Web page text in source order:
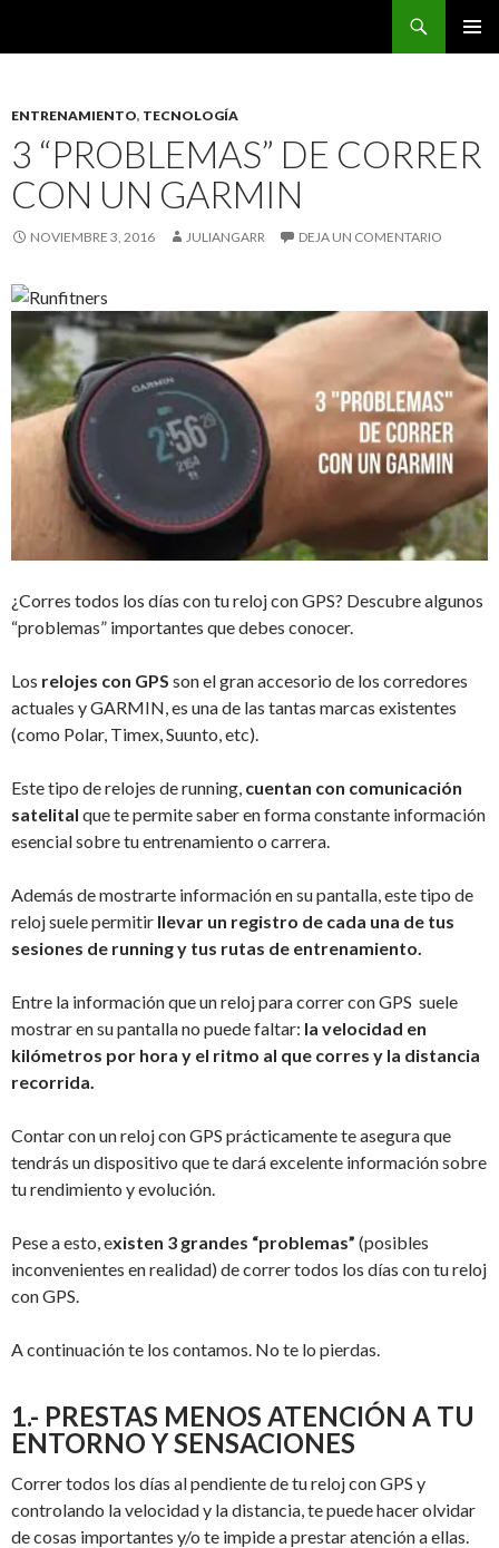
ENTRENAMIENTO, TECNOLOGÍA
3 “PROBLEMAS” DE CORRER
CON UN GARMIN
NOVIEMBRE 3, 2016 JULIANGARR DEJA UN COMENTARIO
¿Corres todos los días con tu reloj con GPS? Descubre algunos
“problemas” importantes que debes conocer.
Los relojes con GPS son el gran accesorio de los corredores
actuales y GARMIN, es una de las tantas marcas existentes
(como Polar, Timex, Suunto, etc).
Este tipo de relojes de running, cuentan con comunicación
satelital que te permite saber en forma constante información
esencial sobre tu entrenamiento o carrera.
Además de mostrarte información en su pantalla, este tipo de
reloj suele permitir llevar un registro de cada una de tus
sesiones de running y tus rutas de entrenamiento.
Entre la información que un reloj para correr con GPS suele
mostrar en su pantalla no puede faltar: la velocidad en
kilómetros por hora y el ritmo al que corres y la distancia
recorrida.
Contar con un reloj con GPS prácticamente te asegura que
tendrás un dispositivo que te dará excelente información sobre
tu rendimiento y evolución.
Pese a esto, existen 3 grandes “problemas” (posibles
inconvenientes en realidad) de correr todos los días con tu reloj
con GPS.
A continuación te los contamos. No te lo pierdas.
1.- PRESTAS MENOS ATENCIÓN A TU
ENTORNO Y SENSACIONES
Correr todos los días al pendiente de tu reloj con GPS y
controlando la velocidad y la distancia, te puede hacer olvidar
de cosas importantes y/o te impide a prestar atención a ellas.